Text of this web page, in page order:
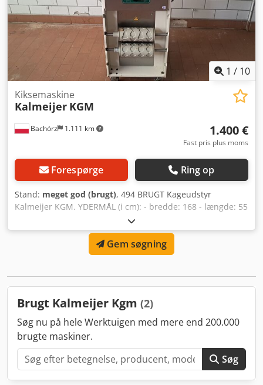
Codpfx Aboxyqu Nepsrf Vi har flere bagemaskiner på lager!
1 / 10
Bachórz 1.111 km
Kiksemaskine
Kalmeijer KGM
1.400 €
Fast pris plus moms
Forespørge Ring op
Stand: meget god (brugt), 494 BRUGT Kageudstyr
Kalmeijer KGM. YDERMÅL (i cm): - bredde: 168 - længde: 55
- højde: 124 Csdpozrn N Uofx Abpsrf TEKNISKE DATA: -
arbejdsbredde: 24 cm - kapacitet: ca. 2–5 kg dej/minut -
effekt: 2,4 kW - strømforsyning: 400 V, 3N~, 50 Hz - vægt:
134 kg Den angivne pris er en nettopris. Følgende
udstyret. VI TALER ENGELSK, TYSK, FRANSK, RUSISK OG
Gem søgning
Brugt Kalmeijer Kgm (2)
Søg nu på hele Werktuigen med mere end 200.000
brugte maskiner.
Søg